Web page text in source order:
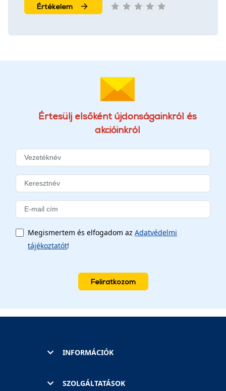
Értékelem
Értesülj elsőként újdonságainkról és
akcióinkról
Megismertem és elfogadom az Adatvédelmi
tájékoztatót!
Feliratkozom
INFORMÁCIÓK
SZOLGÁLTATÁSOK